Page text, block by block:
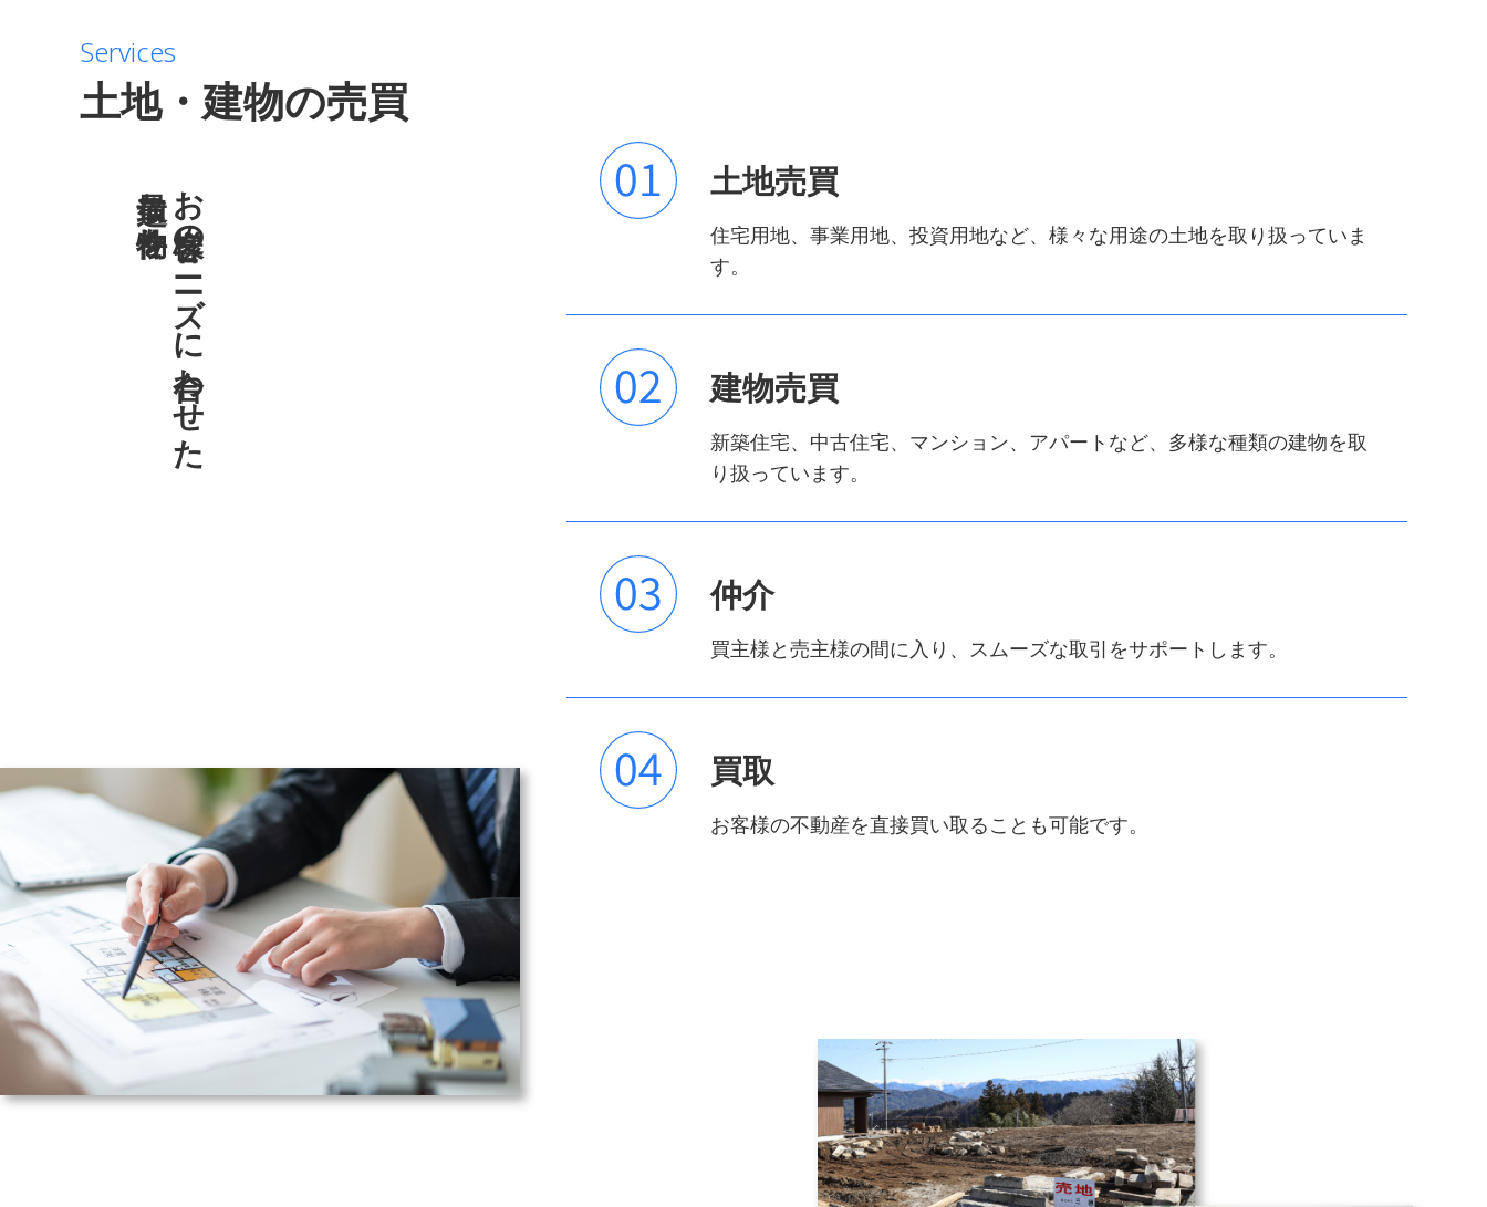
Services
土地・建物の売買
お客様のニーズに合わせた
最適な物件を 土地売買
住宅用地、事業用地、投資用地など、様々な用途の土地を取り扱っていま
す。
建物売買
新築住宅、中古住宅、マンション、アパートなど、多様な種類の建物を取
り扱っています。
仲介
買主様と売主様の間に入り、スムーズな取引をサポートします。
買取
お客様の不動産を直接買い取ることも可能です。